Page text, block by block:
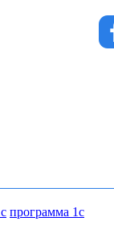
программа 1с